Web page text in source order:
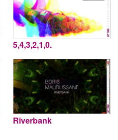
5,4,3,2,1,0.
Riverbank